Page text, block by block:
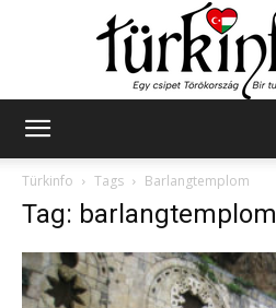
Türkinfo
Tags Barlangtemplom
Tag: barlangtemplom